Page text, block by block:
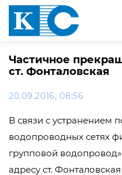
Частичное
ст. Фонталовская
20.09.2016, 08:56
В связи с устранением
водопроводных сетях
групповой
адресу ст.